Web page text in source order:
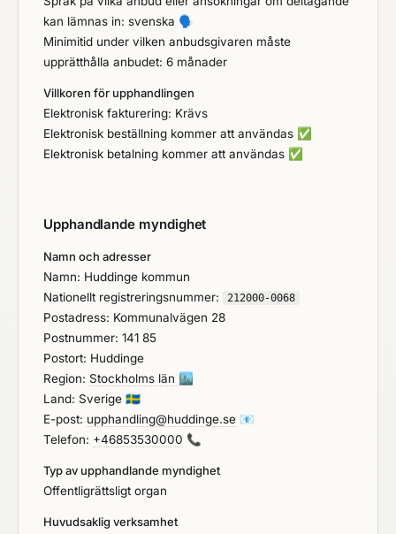
och pedagogisk anpassning.Leveranser eller
tjänster behöver fungera i flera olika lokaler (skolor,
kulturlokaler, externa scener och i Rådsparken),
används ofta av många användare, vilket ställer
extra höga krav på möjlighet av uppföljning av t. ex
instrument och övrig utrustningBehov av flexibla
leveranser i takt med terminer, kursstarter och
livscykelperspektiv.Verksamheten har ett uppdrag
lösningar.Verksamheten kan vara beroende av
snabb support för att undvika avbrott i
undervisningen.Det finns ett behov av långsiktiga
kortsiktiga leveranser.
kan lämnas in: svenska 🗣️
Minimitid under vilken anbudsgivaren måste
upprätthålla anbudet: 6 månader
Villkoren för upphandlingen
Elektronisk fakturering: Krävs
Elektronisk beställning kommer att användas ✅
Elektronisk betalning kommer att användas ✅
Upphandlande myndighet
Namn och adresser
Namn: Huddinge kommun
Nationellt registreringsnummer:
212000-0068
Postadress: Kommunalvägen 28
Postnummer: 141 85
Postort: Huddinge
Region: Stockholms län 🏙️
Land: Sverige 🇸🇪
E-post: upphandling@huddinge.se 📧
Telefon: +46853530000 📞
Typ av upphandlande myndighet
Offentligrättsligt organ
Huvudsaklig verksamhet